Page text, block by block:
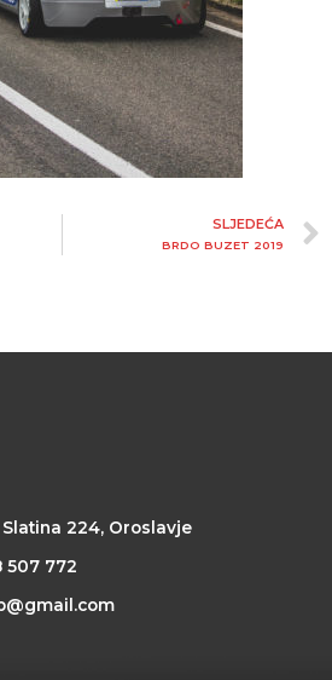
SLJEDEĆA
BRDO BUZET 2019
Slatina 224, Oroslavje
507 772